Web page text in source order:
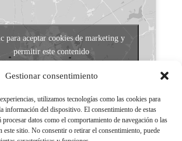
Gestionar consentimiento
utilizamos tecnologías como las cookies para
información del dispositivo. El consentimiento de estas
datos como el comportamiento de navegación o las
este sitio. No consentir o retirar el consentimiento, puede
para aceptar cookies de marketing y
permitir este contenido